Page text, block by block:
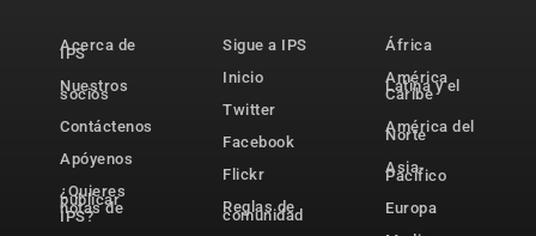
Acerca de
IPS
Nuestros
socios
Contáctenos
Apóyenos
¿Quieres
publicar
notas de
IPS?
Sigue a IPS
Inicio
Twitter
Facebook
Flickr
Reglas de
comunidad
África
América
Latina y el
Caribe
América del
Norte
Asia-
Pacífico
Europa